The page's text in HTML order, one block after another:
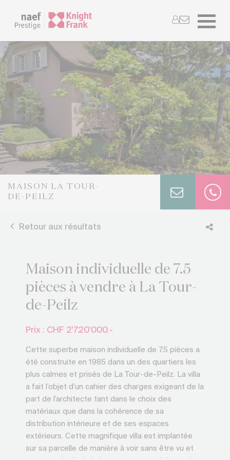
MAISON LA TOUR-
DE-PEILZ
Retour aux résultats
Maison individuelle de 7.5
pièces à vendre à La Tour-
de-Peilz
Prix : CHF 2'720'000.-
Cette superbe maison individuelle de 7.5 pièces a
été construite en 1985 dans un des quartiers les
plus calmes et prisés de La Tour-de-Peilz. La villa
a fait l’objet d’un cahier des charges exigeant de la
part de l’architecte tant dans le choix des
matériaux que dans la cohérence de sa
distribution intérieure et de ses espaces
extérieurs. Cette magnifique villa est implantée
sur sa parcelle de manière à voir sans être vu et